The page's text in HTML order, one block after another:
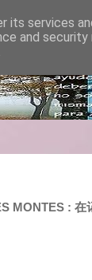
MONTES : 在
services
and